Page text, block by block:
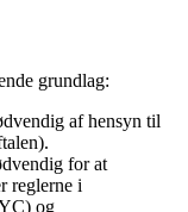
grundlag:
af hensyn til
for at
reglerne i
og